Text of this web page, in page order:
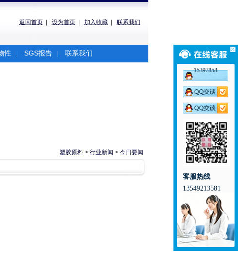
返回首页| 设为首页| 加入收藏| 联系我们
性 SGS报告 联系我们
塑胶原料 > 行业新闻 > 今日要闻
15397858
客服热线
13549213581